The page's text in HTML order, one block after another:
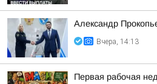
Александр
Вчера, 14:13
Первая рабочая